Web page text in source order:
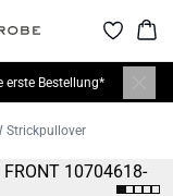
erste Bestellung*
Strickpullover